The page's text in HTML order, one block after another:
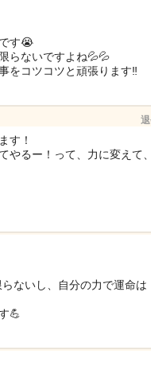
す😭
らないですよね💦💦
をコツコツと頑張ります‼️
す！
やるー！って、力に変えて
らないし、自分の力で運命は
💪